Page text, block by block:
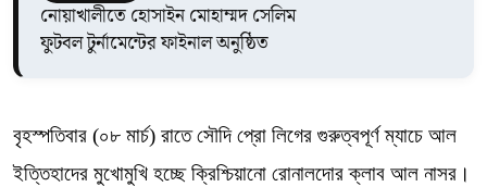
নোয়াখালীতে হোসাইন মোহাম্মদ সেলিম
ফুটবল টুর্নামেন্টের ফাইনাল অনুষ্ঠিত
বৃহস্পতিবার (০৮ মার্চ) রাতে সৌদি প্রো লিগের গুরুত্বপূর্ণ ম্যাচে আল
ইত্তিহাদের মুখোমুখি হচ্ছে ক্রিশ্চিয়ানো রোনালদোর ক্লাব আল নাসর।